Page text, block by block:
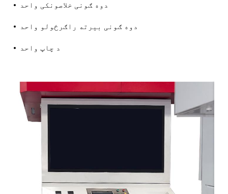
دوه ګونی خلاصونکی واحد
دوه ګونی بیرته راګرځولو واحد
د چاپ واحد